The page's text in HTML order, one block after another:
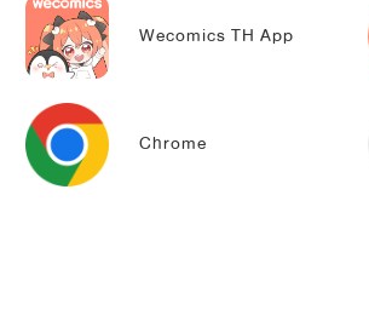
Wecomics TH App
Chrome
แผนรักร้าย น